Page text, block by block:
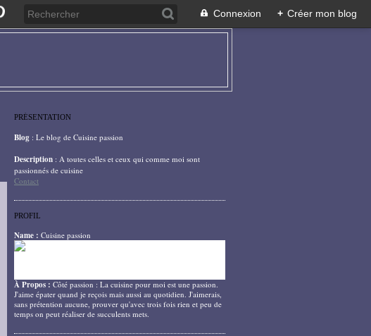
Connexion + Créer mon blog
PRÉSENTATION
Blog : Le blog de Cuisine passion
Description : A toutes celles et ceux qui comme moi sont
passionnés de cuisine
Contact
PROFIL
Name : Cuisine passion
À Propos : Côté passion : La cuisine pour moi est une passion.
J'aime épater quand je reçois mais aussi au quotidien. J'aimerais,
sans prétention aucune, prouver qu'avec trois fois rien et peu de
temps on peut réaliser de succulents mets.